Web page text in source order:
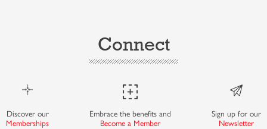
Connect
Discover our
Memberships
Embrace the benefits and
Become a Member
Sign up for our
Newsletter